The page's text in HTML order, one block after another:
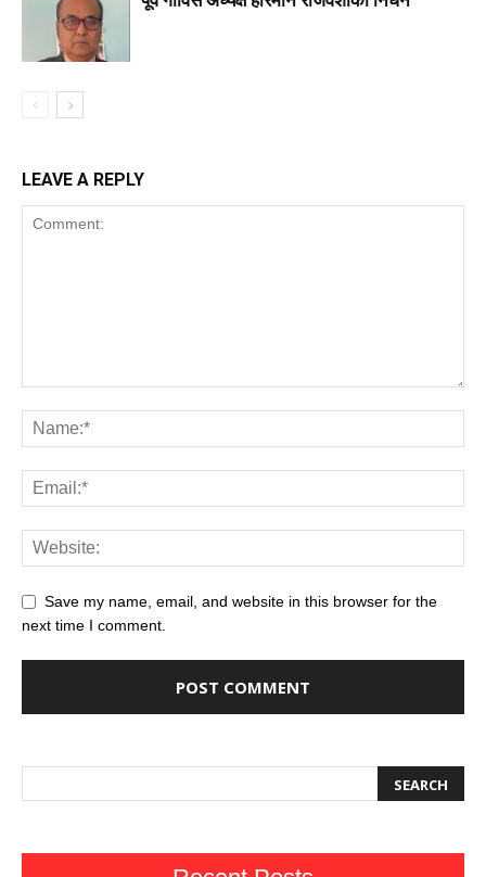
LEAVE A REPLY
Save my name, email, and website in this browser for the
next time I comment.